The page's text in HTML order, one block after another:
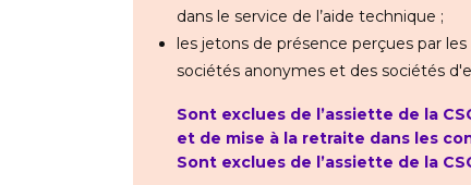
dans le service de l’aide technique ;
les jetons de présence perçues par
sociétés anonymes et des sociétés
Sont exclues de l’assiette de la
et de mise à la retraite dans les
Sont exclues de l’assiette de la